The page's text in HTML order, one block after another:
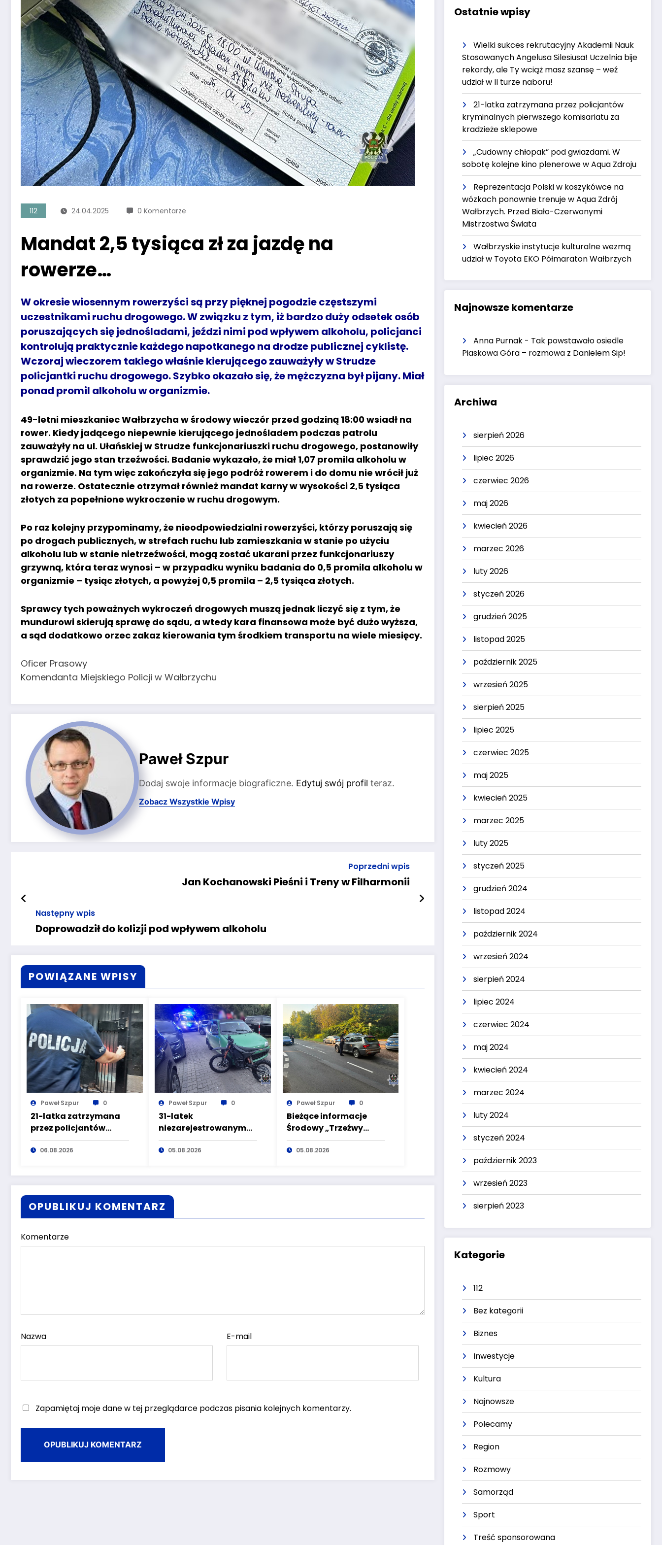
112 24.04.2025 0 Komentarze
Mandat 2,5 tysiąca zł za jazdę na
rowerze…
W okresie wiosennym rowerzyści są przy pięknej pogodzie częstszymi
uczestnikami ruchu drogowego. W związku z tym, iż bardzo duży odsetek osób
poruszających się jednośladami, jeździ nimi pod wpływem alkoholu, policjanci
kontrolują praktycznie każdego napotkanego na drodze publicznej cyklistę.
Wczoraj wieczorem takiego właśnie kierującego zauważyły w Strudze
policjantki ruchu drogowego. Szybko okazało się, że mężczyzna był pijany. Miał
ponad promil alkoholu w organizmie.
49-letni mieszkaniec Wałbrzycha w środowy wieczór przed godziną 18:00 wsiadł na
rower. Kiedy jadącego niepewnie kierującego jednośladem podczas patrolu
zauważyły na ul. Ułańskiej w Strudze funkcjonariuszki ruchu drogowego, postanowiły
sprawdzić jego stan trzeźwości. Badanie wykazało, że miał 1,07 promila alkoholu w
organizmie. Na tym więc zakończyła się jego podróż rowerem i do domu nie wrócił już
na rowerze. Ostatecznie otrzymał również mandat karny w wysokości 2,5 tysiąca
złotych za popełnione wykroczenie w ruchu drogowym.
Po raz kolejny przypominamy, że nieodpowiedzialni rowerzyści, którzy poruszają się
po drogach publicznych, w strefach ruchu lub zamieszkania w stanie po użyciu
alkoholu lub w stanie nietrzeźwości, mogą zostać ukarani przez funkcjonariuszy
grzywną, która teraz wynosi – w przypadku wyniku badania do 0,5 promila alkoholu w
organizmie – tysiąc złotych, a powyżej 0,5 promila – 2,5 tysiąca złotych.
Sprawcy tych poważnych wykroczeń drogowych muszą jednak liczyć się z tym, że
mundurowi skierują sprawę do sądu, a wtedy kara finansowa może być dużo wyższa,
a sąd dodatkowo orzec zakaz kierowania tym środkiem transportu na wiele miesięcy.
Oficer Prasowy
Komendanta Miejskiego Policji w Wałbrzychu
Paweł Szpur
Dodaj swoje informacje biograficzne. Edytuj swój profil teraz.
Zobacz Wszystkie Wpisy
Poprzedni wpis
Jan Kochanowski Pieśni i Treny w Filharmonii
Następny wpis
Doprowadził do kolizji pod wpływem alkoholu
POWIĄZANE WPISY
Paweł Szpur 0
21-latka zatrzymana
przez policjantów
kryminalnych
pierwszego
kradzieże sklepowe
06.08.2026
Paweł Szpur 0
31-latek
niezarejestrowanym
motorowerem
doprowadził do
wpływem alkoholu
05.08.2026
Paweł Szpur 0
Bieżące informacje
Środowy „Trzeźwy
poranek” bez
nietrzeźwych
05.08.2026
OPUBLIKUJ KOMENTARZ
Komentarze
Nazwa E-mail
Zapamiętaj moje dane w tej przeglądarce podczas pisania kolejnych komentarzy.
Ostatnie wpisy
Wielki sukces rekrutacyjny Akademii Nauk
Stosowanych Angelusa Silesiusa! Uczelnia bije
rekordy, ale Ty wciąż masz szansę – weź
udział w II turze naboru!
21-latka zatrzymana przez policjantów
kryminalnych pierwszego komisariatu za
kradzieże sklepowe
„Cudowny chłopak” pod gwiazdami. W
sobotę kolejne kino plenerowe w Aqua Zdroju
Reprezentacja Polski w koszykówce na
wózkach ponownie trenuje w Aqua Zdrój
Wałbrzych. Przed Biało-Czerwonymi
Mistrzostwa Świata
Wałbrzyskie instytucje kulturalne wezmą
udział w Toyota EKO Półmaraton Wałbrzych
Najnowsze komentarze
Anna Purnak - Tak powstawało osiedle
Piaskowa Góra – rozmowa z Danielem Sip!
Archiwa
sierpień 2026
lipiec 2026
czerwiec 2026
maj 2026
kwiecień 2026
marzec 2026
luty 2026
styczeń 2026
grudzień 2025
listopad 2025
październik 2025
wrzesień 2025
sierpień 2025
lipiec 2025
czerwiec 2025
maj 2025
kwiecień 2025
marzec 2025
luty 2025
styczeń 2025
grudzień 2024
listopad 2024
październik 2024
wrzesień 2024
sierpień 2024
lipiec 2024
czerwiec 2024
maj 2024
kwiecień 2024
marzec 2024
luty 2024
styczeń 2024
październik 2023
wrzesień 2023
sierpień 2023
Kategorie
112
Bez kategorii
Biznes
Inwestycje
Kultura
Najnowsze
Polecamy
Region
Rozmowy
Samorząd
Sport
Treść sponsorowana